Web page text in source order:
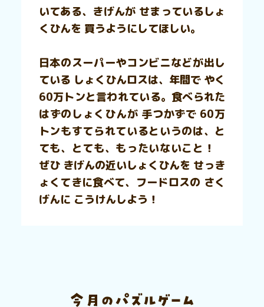
いてある、きげんが せまっているしょ
くひんを 買うようにしてほしい。
日本のスーパーやコンビニなどが出し
ている しょくひんロスは、年間で やく
60万トンと言われている。食べられた
はずのしょくひんが 手つかずで 60万
トンもすてられているというのは、と
ても、とても、もったいないこと！
ぜひ きげんの近いしょくひんを せっき
ょくてきに食べて、フードロスの さく
げんに こうけんしよう！